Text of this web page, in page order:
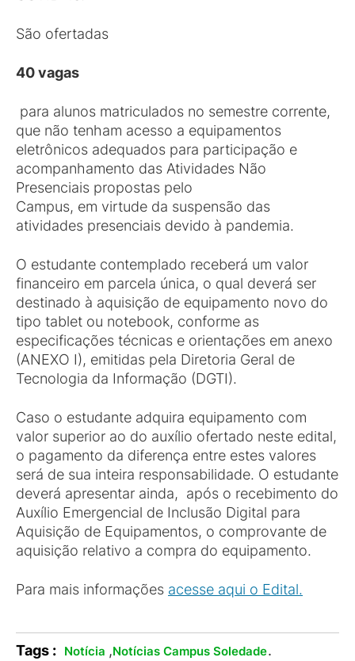
São ofertadas
40 vagas
para alunos matriculados no semestre corrente,
que não tenham acesso a equipamentos
eletrônicos adequados para participação e
acompanhamento das Atividades Não
Presenciais propostas pelo
Campus, em virtude da suspensão das
atividades presenciais devido à pandemia.
O estudante contemplado receberá um valor
financeiro em parcela única, o qual deverá ser
destinado à aquisição de equipamento novo do
tipo tablet ou notebook, conforme as
especificações técnicas e orientações em anexo
(ANEXO I), emitidas pela Diretoria Geral de
Tecnologia da Informação (DGTI).
Caso o estudante adquira equipamento com
valor superior ao do auxílio ofertado neste edital,
o pagamento da diferença entre estes valores
será de sua inteira responsabilidade. O estudante
deverá apresentar ainda, após o recebimento do
Auxílio Emergencial de Inclusão Digital para
Aquisição de Equipamentos, o comprovante de
aquisição relativo a compra do equipamento.
Para mais informações acesse aqui o Edital.
Tags : Notícia ,Notícias Campus Soledade.